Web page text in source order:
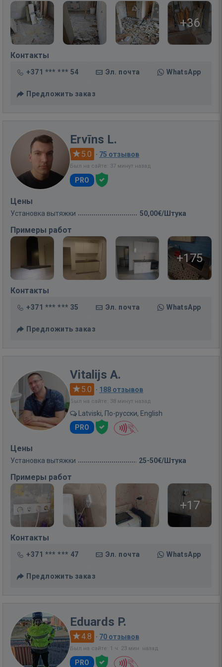
+36
Контакты
+371 *** *** 54 Эл. почта WhatsApp
Предложить заказ
Ervīns L.
5.0 · 75 отзывов
Был на сайте: 37 минут назад
PRO
Цены
Установка вытяжки 50,00€/Штука
Примеры работ
+175
Контакты
+371 *** *** 35 Эл. почта WhatsApp
Предложить заказ
Vitalijs A.
5.0 · 188 отзывов
Был на сайте: 38 минут назад
Latviski, По-русски, English
PRO
Цены
Установка вытяжки 25-50€/Штука
Примеры работ
+17
Контакты
+371 *** *** 47 Эл. почта WhatsApp
Предложить заказ
Eduards P.
4.8 · 70 отзывов
Был на сайте: 1 ч. 23 мин. назад
PRO